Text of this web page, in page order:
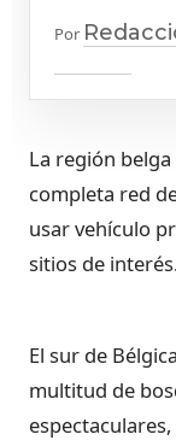
Por
La región
completa red
usar vehículo
sitios de
El sur de
multitud de